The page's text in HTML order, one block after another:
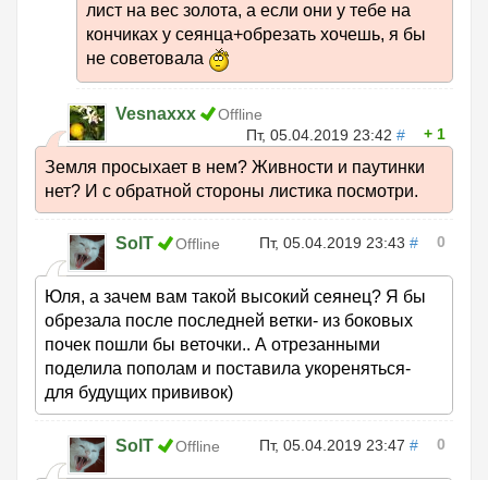
лист на вес золота, а если они у тебе на
кончиках у сеянца+обрезать хочешь, я бы
не советовала
Vesnaxxx
Offline
Пт, 05.04.2019 23:42 # 1
Земля просыхает в нем? Живности и паутинки
нет? И с обратной стороны листика посмотри.
SolT Offline Пт, 05.04.2019 23:43 # 0
Юля, а зачем вам такой высокий сеянец? Я бы
обрезала после последней ветки- из боковых
почек пошли бы веточки.. А отрезанными
поделила пополам и поставила укореняться-
для будущих прививок)
SolT Offline Пт, 05.04.2019 23:47 # 0